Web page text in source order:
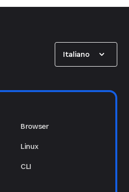
Italiano
Browser
Linux
CLI